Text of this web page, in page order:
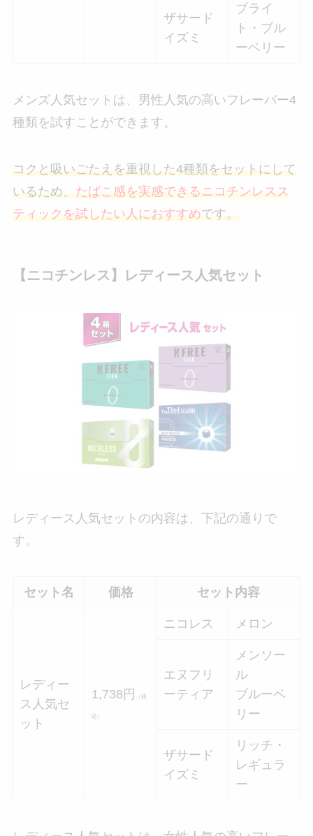
ザサード
イズミ
ブライ
ト・ブル
ーベリー
メンズ人気セットは、男性人気の高いフレーバー4
種類を試すことができます。
コクと吸いごたえを重視した4種類をセットにして
いるため、たばこ感を実感できるニコチンレスス
ティックを試したい人におすすめです。
【ニコチンレス】レディース人気セット
レディース人気セットの内容は、下記の通りで
す。
セット名 価格 セット内容
レディー
ス人気セ
ット
1,738円 （税
込）
ニコレス メロン
エヌフリ
ーティア
メンソー
ル
ブルーベ
リー
ザサード
イズミ
リッチ・
レギュラ
ー